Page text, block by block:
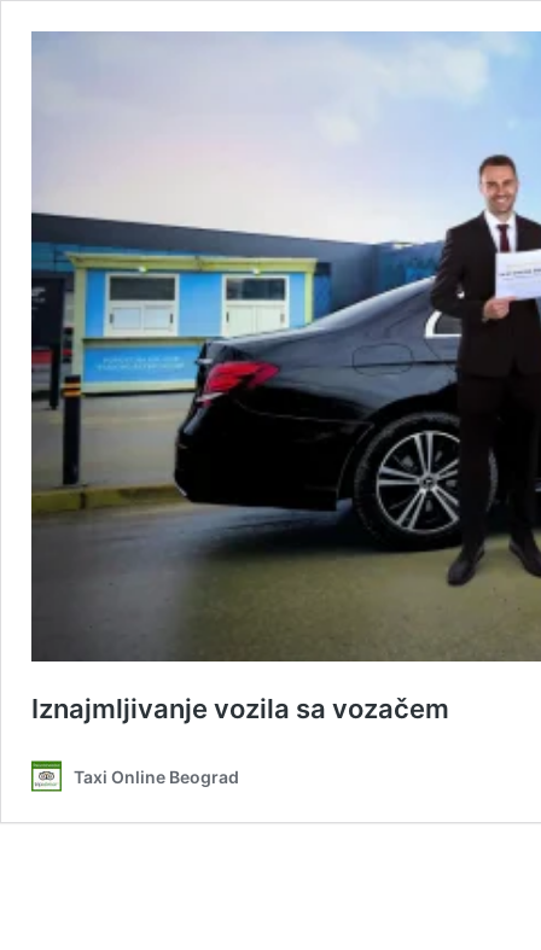
Iznajmljivanje vozila sa vozačem
Taxi Online Beograd